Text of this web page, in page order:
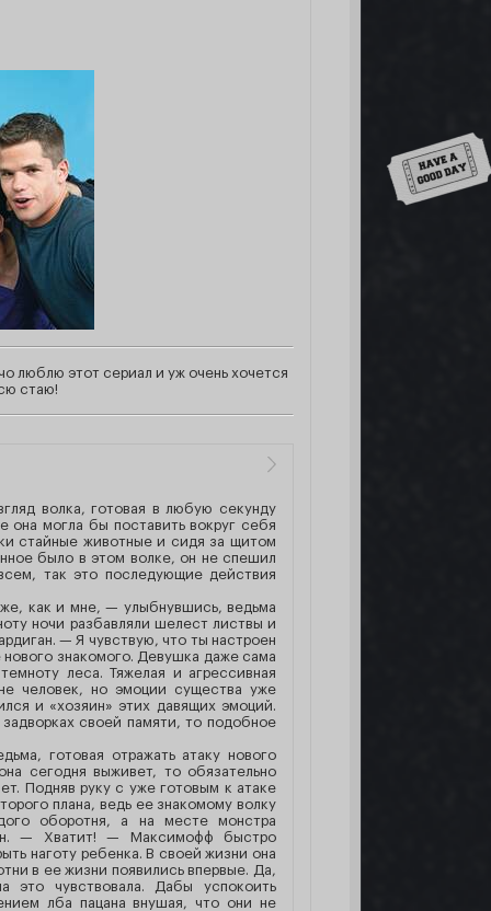
люблю этот сериал и уж очень хочется
стаю!
волка, готовая в любую секунду
она могла бы поставить вокруг себя
стайные животные и сидя за щитом
было в этом волке, он не спешил
так это последующие действия
как и мне, — улыбнувшись, ведьма
ночи разбавляли шелест листвы и
— Я чувствую, что ты настроен
знакомого. Девушка даже сама
леса. Тяжелая и агрессивная
человек, но эмоции существа уже
и «хозяин» этих давящих эмоций.
своей памяти, то подобное
готовая отражать атаку нового
сегодня выживет, то обязательно
Подняв руку с уже готовым к атаке
плана, ведь ее знакомому волку
оборотня, а на месте монстра
— Хватит! — Максимофф быстро
наготу ребенка. В своей жизни она
в ее жизни появились впервые. Да,
чувствовала. Дабы успокоить
лба пацана внушая, что они не